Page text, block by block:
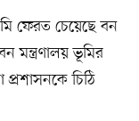
ফেরত চেয়েছে বন
মন্ত্রণালয় ভূমির
চিঠি